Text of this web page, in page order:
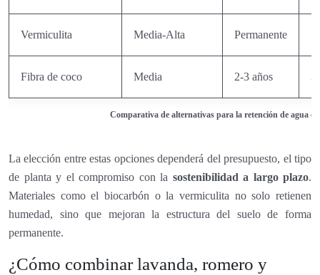
Comparativa de alternativas para la retención de agua
Vermiculita Media-Alta Permanente
Fibra de coco Media 2-3 años
La elección entre estas opciones dependerá del presupuesto, el tipo
de planta y el compromiso con la sostenibilidad a largo plazo.
Materiales como el biocarbón o la vermiculita no solo retienen
humedad, sino que mejoran la estructura del suelo de forma
permanente.
¿Cómo combinar lavanda, romero y